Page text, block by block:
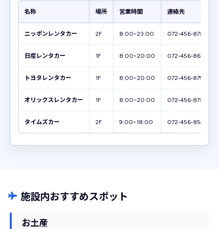
名称 場所 営業時間 連絡先
ニッポンレンタカー 2F 8:00~23:00 072-456-8787
日産レンタカー 1F 8:00~20:00 072-456-8623
トヨタレンタカー 1F 8:00~20:00 072-456-8790
オリックスレンタカー 1F 8:00~20:00 072-456-8780
タイムズカー 2F 9:00~18:00 072-456-8544
施設内おすすめスポット
お土産